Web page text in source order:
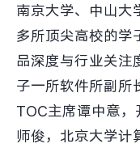
X300 Ultra
S50 Pro mini
Y6
vivo TWS 5 Pro
南京大学、中山大
多所顶尖高校的学
品深度与行业关注
子一所软件所副所
TOC主席谭中意
师俊，北京大学计